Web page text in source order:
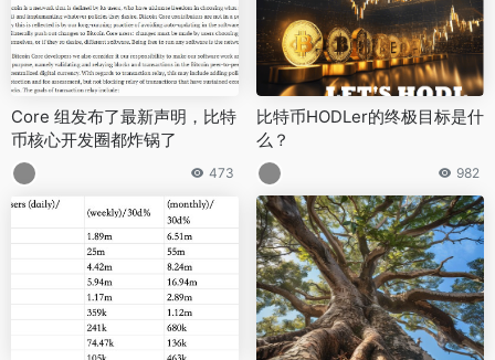
Core 组发布了最新声明，比特
币核心开发圈都炸锅了
473
比特币HODLer的终极目标是什
么？
982